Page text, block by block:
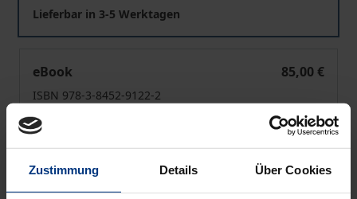
Zustimmung Details Über Cookies
Lieferbar in 3-5 Werktagen
eBook
85,00 €
ISBN 978-3-8452-9122-2
Lieferbar
Preisangaben inkl. MwSt. Abhängig von der Lieferadresse
kann die MwSt. an der Kasse variieren.